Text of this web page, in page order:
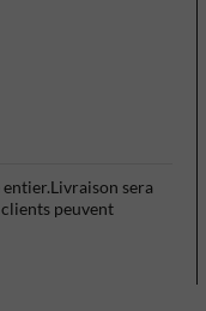
sera
peuvent